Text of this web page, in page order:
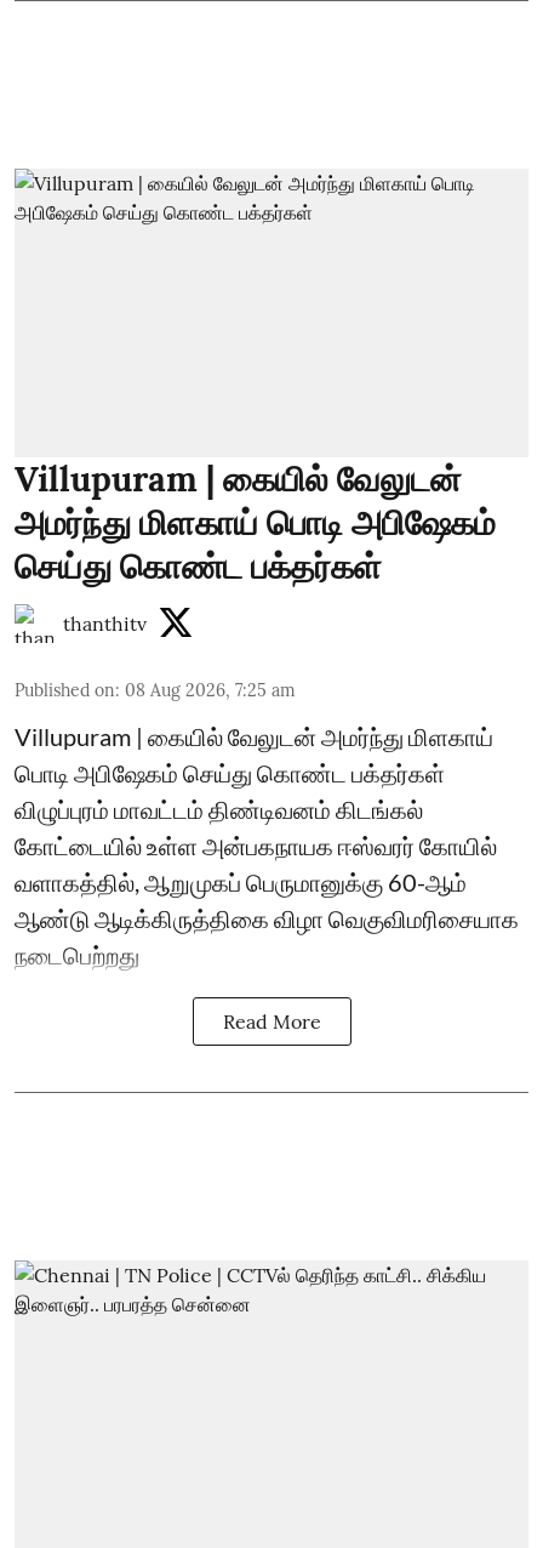
Villupuram | கையில் வேலுடன்
அமர்ந்து மிளகாய் பொடி அபிஷேகம்
செய்து கொண்ட பக்தர்கள்
thanthitv
Published on: 08 Aug 2026, 7:25 am
Villupuram | கையில் வேலுடன் அமர்ந்து மிளகாய்
பொடி அபிஷேகம் செய்து கொண்ட பக்தர்கள்
விழுப்புரம் மாவட்டம் திண்டிவனம் கிடங்கல்
கோட்டையில் உள்ள அன்பகநாயக ஈஸ்வரர் கோயில்
வளாகத்தில், ஆறுமுகப் பெருமானுக்கு 60-ஆம்
ஆண்டு ஆடிக்கிருத்திகை விழா வெகுவிமரிசையாக
நடைபெற்றது
Read More